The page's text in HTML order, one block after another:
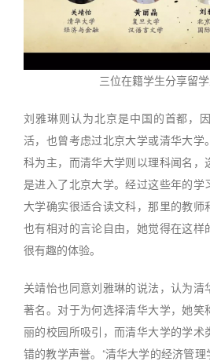
三位在籍学生分享留
刘雅琳则认为北京是中国的首都，
活，也曾考虑过北京大学或清华大学
科为主，而清华大学则以理科闻名，
是进入了北京大学。经过这些年的学
大学确实很适合读文科，那里的教师
也有相对的言论自由，她觉得在这样
很有趣的体验。
关靖怡也同意刘雅琳的说法，认为清
著名。对于为何选择清华大学，她笑
丽的校园所吸引，而清华大学的学术
错的教学声誉。“清华大学的经济管